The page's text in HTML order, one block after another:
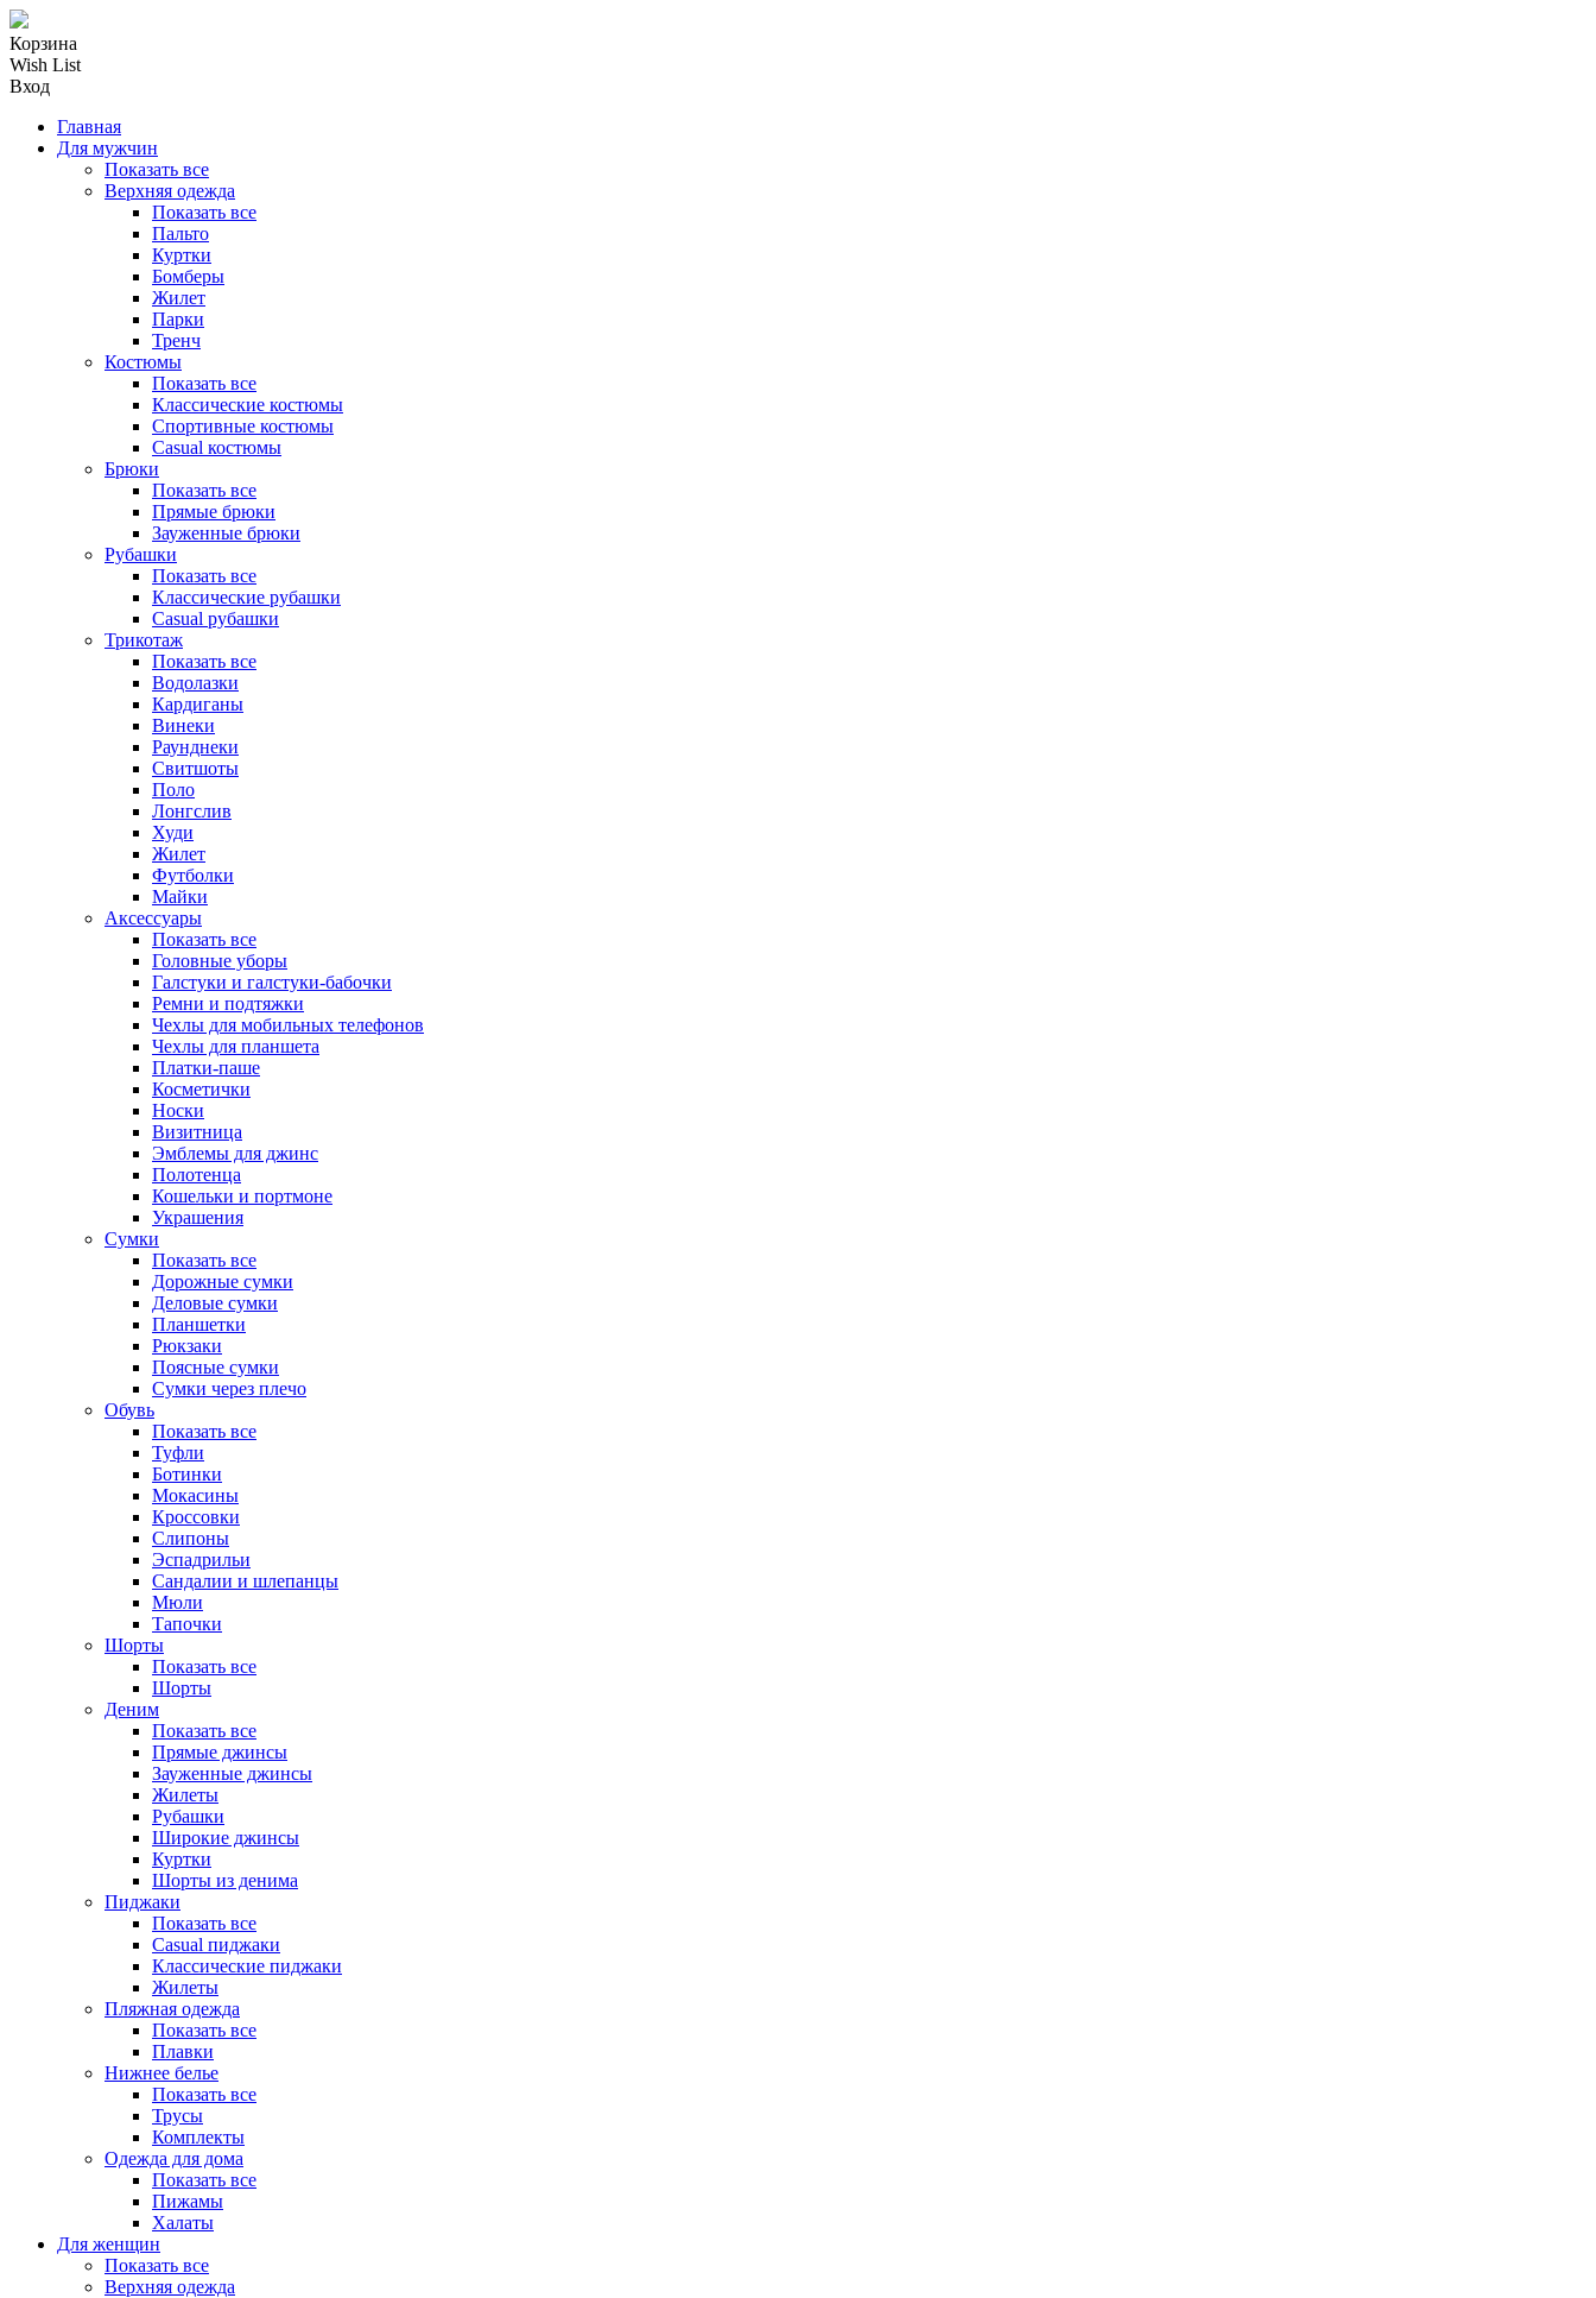
Корзина
Wish List
Вход
Главная
Для мужчин
Показать все
Верхняя одежда
Показать все
Пальто
Куртки
Бомберы
Жилет
Парки
Тренч
Костюмы
Показать все
Классические костюмы
Спортивные костюмы
Casual костюмы
Брюки
Показать все
Прямые брюки
Зауженные брюки
Рубашки
Показать все
Классические рубашки
Casual рубашки
Трикотаж
Показать все
Водолазки
Кардиганы
Винеки
Раунднеки
Свитшоты
Поло
Лонгслив
Худи
Жилет
Футболки
Майки
Аксессуары
Показать все
Головные уборы
Галстуки и галстуки-бабочки
Ремни и подтяжки
Чехлы для мобильных телефонов
Чехлы для планшета
Платки-паше
Косметички
Носки
Визитница
Эмблемы для джинс
Полотенца
Кошельки и портмоне
Украшения
Сумки
Показать все
Дорожные сумки
Деловые сумки
Планшетки
Рюкзаки
Поясные сумки
Сумки через плечо
Обувь
Показать все
Туфли
Ботинки
Мокасины
Кроссовки
Слипоны
Эспадрильи
Сандалии и шлепанцы
Мюли
Тапочки
Шорты
Показать все
Шорты
Деним
Показать все
Прямые джинсы
Зауженные джинсы
Жилеты
Рубашки
Широкие джинсы
Куртки
Шорты из денима
Пиджаки
Показать все
Casual пиджаки
Классические пиджаки
Жилеты
Пляжная одежда
Показать все
Плавки
Нижнее белье
Показать все
Трусы
Комплекты
Одежда для дома
Показать все
Пижамы
Халаты
Для женщин
Показать все
Верхняя одежда